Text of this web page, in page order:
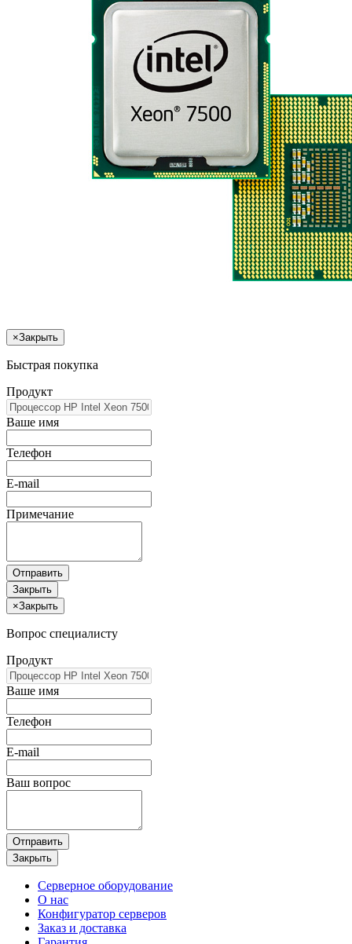
×Закрыть
Быстрая покупка
Продукт
Ваше имя
Телефон
E-mail
Примечание
Отправить
Закрыть
×Закрыть
Вопрос специалисту
Продукт
Ваше имя
Телефон
E-mail
Ваш вопрос
Отправить
Закрыть
Серверное оборудование
О нас
Конфигуратор серверов
Заказ и доставка